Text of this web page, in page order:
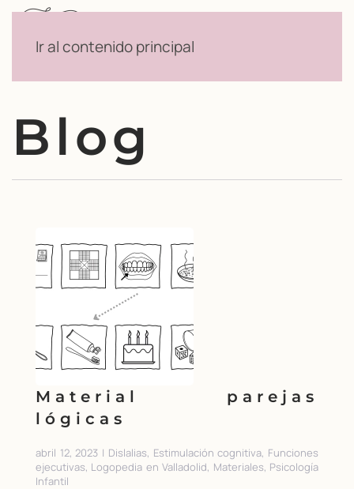
Ir al contenido principal
Blog
Material parejas
lógicas
abril 12, 2023 | Dislalias, Estimulación cognitiva, Funciones
ejecutivas, Logopedia en Valladolid, Materiales, Psicología
Infantil